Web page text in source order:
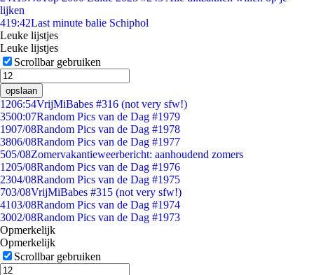
lijken
419:42Last minute balie Schiphol
Leuke lijstjes
Leuke lijstjes
Scrollbar gebruiken
opslaan
1206:54VrijMiBabes #316 (not very sfw!)
3500:07Random Pics van de Dag #1979
1907/08Random Pics van de Dag #1978
3806/08Random Pics van de Dag #1977
505/08Zomervakantieweerbericht: aanhoudend zomers
1205/08Random Pics van de Dag #1976
2304/08Random Pics van de Dag #1975
703/08VrijMiBabes #315 (not very sfw!)
4103/08Random Pics van de Dag #1974
3002/08Random Pics van de Dag #1973
Opmerkelijk
Opmerkelijk
Scrollbar gebruiken